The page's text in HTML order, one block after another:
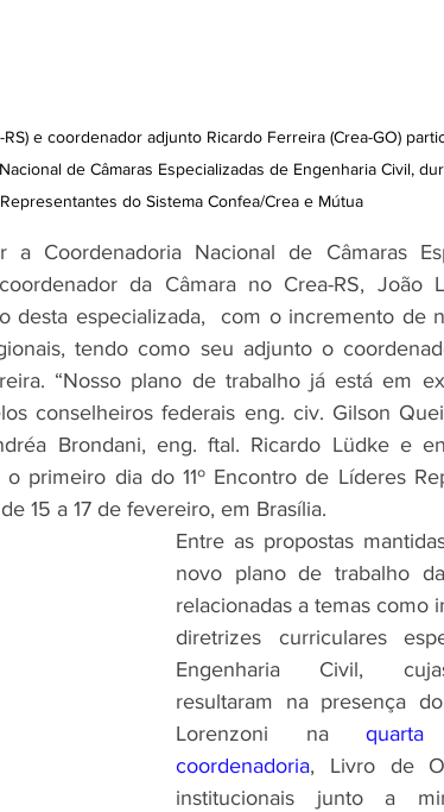
e coordenador adjunto Ricardo Ferreira (Crea-GO)
de Câmaras Especializadas de Engenharia Civil,
do Sistema Confea/Crea e Mútua
a Coordenadoria Nacional de Câmaras
da Câmara no Crea-RS, João
desta especializada,  com o incremento de
tendo como seu adjunto o
“Nosso plano de trabalho já está em
conselheiros federais eng. civ. Gilson
Brondani, eng. ftal. Ricardo Lüdke e
primeiro dia do 11º Encontro de Líderes
15 a 17 de fevereiro, em Brasília.
Entre as propostas
novo plano de trabalho
relacionadas a temas como
diretrizes curriculares
Engenharia Civil,
resultaram na presença
Lorenzoni na
coordenadoria, Livro de
institucionais junto a